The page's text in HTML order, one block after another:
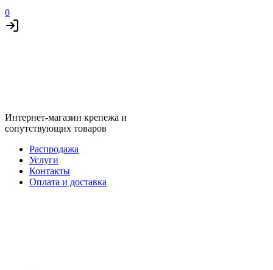
0
Интернет-магазин крепежа и
сопутствующих товаров
Распродажа
Услуги
Контакты
Оплата и доставка